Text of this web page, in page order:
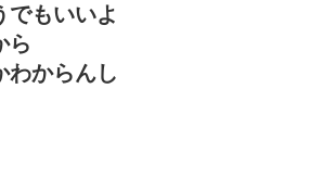
でもいいよ
ら
わからんし